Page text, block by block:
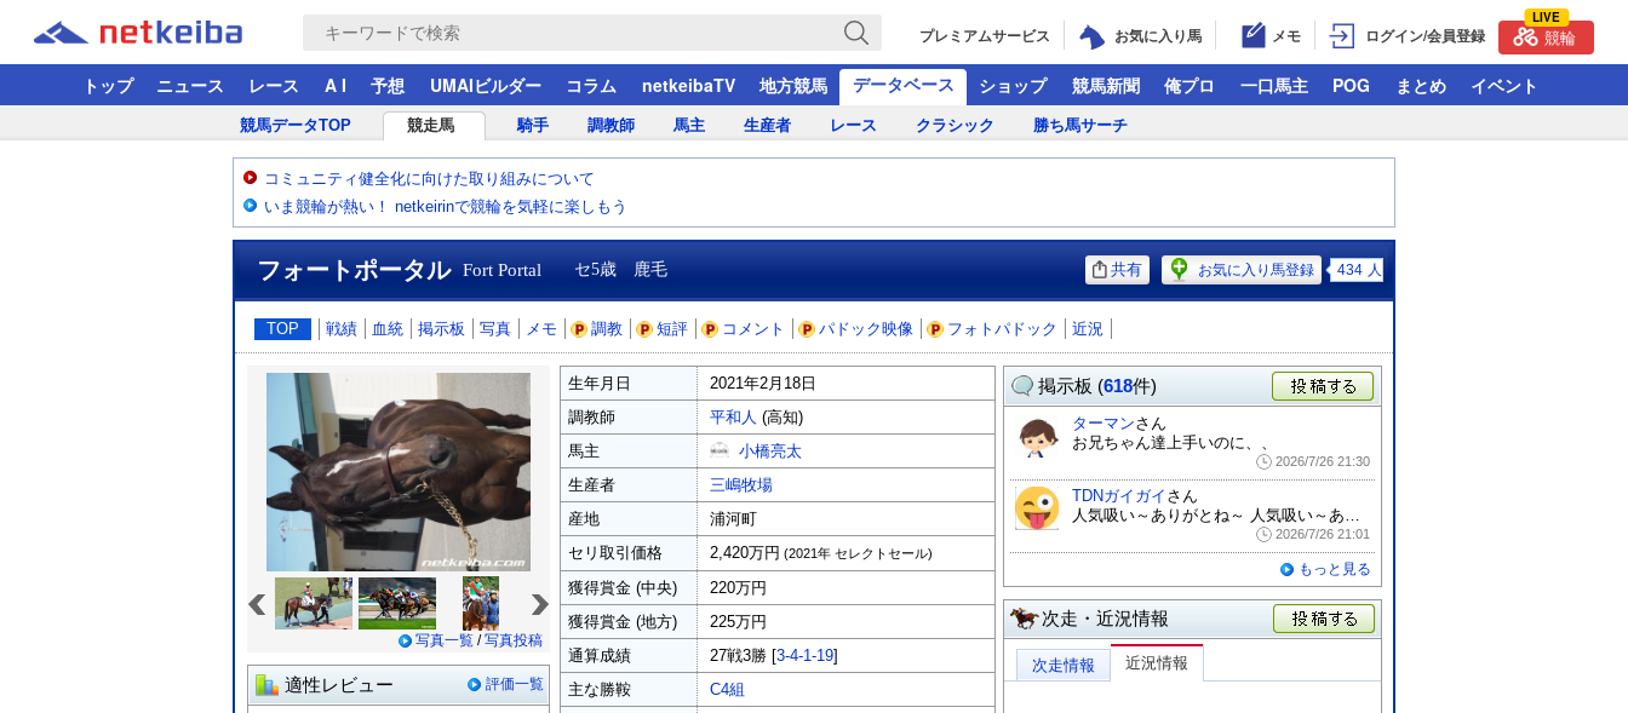
プレミアムサービス お気に入り馬 メモ ログイン/会員登録
LIVE
競輪
トップ ニュース レース A I 予想 UMAIビルダー コラム netkeibaTV 地方競馬 データベース ショップ 競馬新聞 俺プロ 一口馬主 POG まとめ イベント
競馬データTOP 競走馬 騎手 調教師 馬主 生産者 レース クラシック 勝ち馬サーチ
コミュニティ健全化に向けた取り組みについて
いま競輪が熱い！ netkeirinで競輪を気軽に楽しもう
フォートポータル Fort Portal セ5歳 鹿毛 共有 お気に入り馬登録 434 人
TOP 戦績 血統 掲示板 写真 メモ 調教 短評 コメント パドック映像 フォトパドック 近況
写真一覧 /写真投稿
適性レビュー 評価一覧
生年月日
2021年2月18日
調教師
平和人 (高知)
馬主
小橋亮太
生産者
三嶋牧場
産地
浦河町
セリ取引価格
2,420万円 (2021年 セレクトセール)
獲得賞金 (中央)
220万円
獲得賞金 (地方)
225万円
通算成績
27戦3勝 [3-4-1-19]
主な勝鞍
C4組
掲示板 (618件)
投稿する
ターマンさん
お兄ちゃん達上手いのに、、
2026/7/26 21:30
TDNガイガイ さん
人気吸い～ありがとね～ 人気吸い～ありが...
2026/7/26 21:01
もっと見る
次走・近況情報
次走情報 近況情報